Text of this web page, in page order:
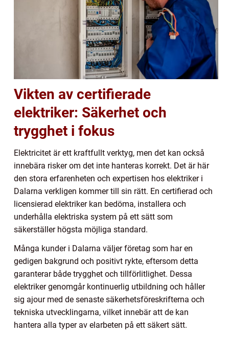
Vikten av certifierade
elektriker: Säkerhet och
trygghet i fokus
Elektricitet är ett kraftfullt verktyg, men det kan också
innebära risker om det inte hanteras korrekt. Det är här
den stora erfarenheten och expertisen hos elektriker i
Dalarna verkligen kommer till sin rätt. En certifierad och
licensierad elektriker kan bedöma, installera och
underhålla elektriska system på ett sätt som
säkerställer högsta möjliga standard.
Många kunder i Dalarna väljer företag som har en
gedigen bakgrund och positivt rykte, eftersom detta
garanterar både trygghet och tillförlitlighet. Dessa
elektriker genomgår kontinuerlig utbildning och håller
sig ajour med de senaste säkerhetsföreskrifterna och
tekniska utvecklingarna, vilket innebär att de kan
hantera alla typer av elarbeten på ett säkert sätt.